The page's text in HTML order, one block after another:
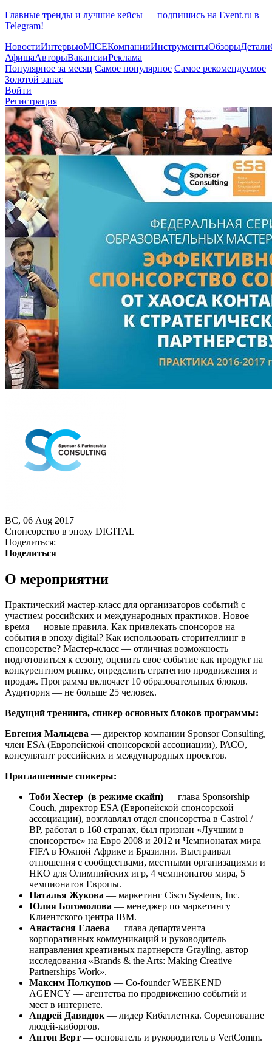
Главные тренды и лучшие кейсы — подпишись на Event.ru в
Telegram!
НовостиИнтервьюMICEКомпанииИнструментыОбзорыДетали
АфишаАвторыВакансииРеклама
Популярное за месяц Самое популярное Самое рекомендуемое
Золотой запас
Войти
Регистрация
ВС, 06 Aug 2017
Спонсорство в эпоху DIGITAL
Поделиться:
Поделиться
О мероприятии
Практический мастер-класс для организаторов событий с
участием российских и международных практиков. Новое
время — новые правила. Как привлекать спонсоров на
события в эпоху digital? Как использовать сторителлинг в
спонсорстве? Мастер-класс — отличная возможность
подготовиться к сезону, оценить свое событие как продукт на
конкурентном рынке, определить стратегию продвижения и
продаж. Программа включает 10 образовательных блоков.
Аудитория — не больше 25 человек.
Ведущий тренинга, спикер основных блоков программы:
Евгения Мальцева — директор компании Sponsor Consulting,
член ESA (Европейской спонсорской ассоциации), РАСО,
консультант российских и международных проектов.
Приглашенные спикеры:
Тоби Хестер (в режиме скайп) — глава Sponsorship
Couch, директор ESA (Европейской спонсорской
ассоциации), возглавлял отдел спонсорства в Castrol /
BP, работал в 160 странах, был признан «Лучшим в
спонсорстве» на Евро 2008 и 2012 и Чемпионатах мира
FIFA в Южной Африке и Бразилии. Выстраивал
отношения с сообществами, местными организациями и
НКО для Олимпийских игр, 4 чемпионатов мира, 5
чемпионатов Европы.
Наталья Жукова — маркетинг Cisco Systems, Inc.
Юлия Богомолова — менеджер по маркетингу
Клиентского центра IBM.
Анастасия Елаева — глава департамента
корпоративных коммуникаций и руководитель
направления креативных партнерств Grayling, автор
исследования «Brands & the Arts: Making Creative
Partnerships Work».
Максим Полкунов — Co-founder WEEKEND
AGENCY — агентства по продвижению событий и
мест в интернете.
Андрей Давидюк — лидер Кибатлетика. Соревнование
людей-киборгов.
Антон Верт — основатель и руководитель в VertComm.